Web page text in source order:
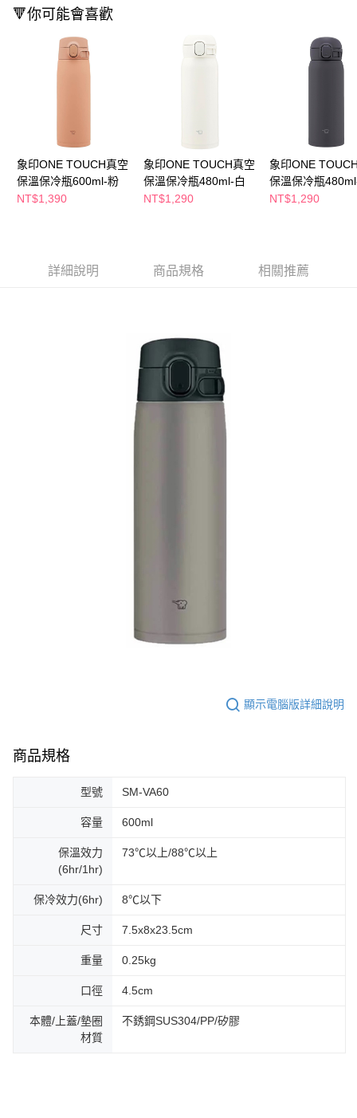
相關說明
【關於「AFTEE先享後付」】
AFTEE先享後付是「在收到商品之後才付款」的支付方式。 讓您購物簡單
便利好安心！
【「AFTEE先享後付」結帳流程】
結帳頁面，進行簡訊認證並確認金額後，即可完成結帳。
２．訂單成立數日內，您將收到繳費通知簡訊。
３．收到繳費通知簡訊後14天內，點擊此簡訊中的連結，可透過四大超商／
※ 交易是否成功請以「AFTEE先享後付 」之結帳頁面顯示為準，若有關於
１．透過由恩沛科技股份有限公司提供之「AFTEE先享後付」服務完成之交
易，需依本服務之必要範圍內提供個人資料，並將交易相關給付款項請求債
權轉讓予恩沛科技股份有限公司。
２．關於個人資料處理事宜，請瀏覽以下網址：
https://aftee.tw/terms/#terms3
３．未成年的使用者請事先徵得法定代理人或監護人之同意方可使用
「AFTEE先享後付」，若未經同意申辦者引起之損失，本公司不負相關責
每筆NT$65，滿NT$390(含以上)免運費
付款後全家取貨
每筆NT$65，滿NT$390(含以上)免運費
付款後萊爾富取貨
每筆NT$65，滿NT$490(含以上)免運費
每筆NT$65，滿NT$490(含以上)免運費
🔻你可能會喜歡
象印ONE TOUCH真空
保溫保冷瓶600ml-粉
NT$1,390
象印ONE TOUCH真空
保溫保冷瓶480ml-白
NT$1,290
象印ONE
保溫保冷瓶
NT$1,290
詳細說明 商品規格 相關推薦
顯示電腦版詳細說明
商品規格
型號 SM-VA60
容量 600ml
保溫效力
(6hr/1hr)
73℃以上/88℃以上
保冷效力(6hr) 8℃以下
尺寸 7.5x8x23.5cm
重量 0.25kg
口徑 4.5cm
本體/上蓋/墊圈
材質
不銹鋼SUS304/PP/矽膠